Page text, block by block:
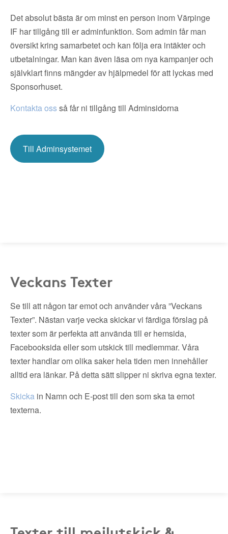
Det absolut bästa är om minst en person inom Värpinge
IF har tillgång till er adminfunktion. Som admin får man
översikt kring samarbetet och kan följa era intäkter och
utbetalningar. Man kan även läsa om nya kampanjer och
självklart finns mängder av hjälpmedel för att lyckas med
Sponsorhuset.
Kontakta ossså får ni tillgång till Adminsidorna
Till Adminsystemet
Veckans Texter
Se till att någon tar emot och använder våra ”Veckans
Texter”. Nästan varje vecka skickar vi färdiga förslag på
texter som är perfekta att använda till er hemsida,
Facebooksida eller som utskick till medlemmar. Våra
texter handlar om olika saker hela tiden men innehåller
alltid era länkar. På detta sätt slipper ni skriva egna texter.
Skicka in Namn och E-post till den som ska ta emot
texterna.